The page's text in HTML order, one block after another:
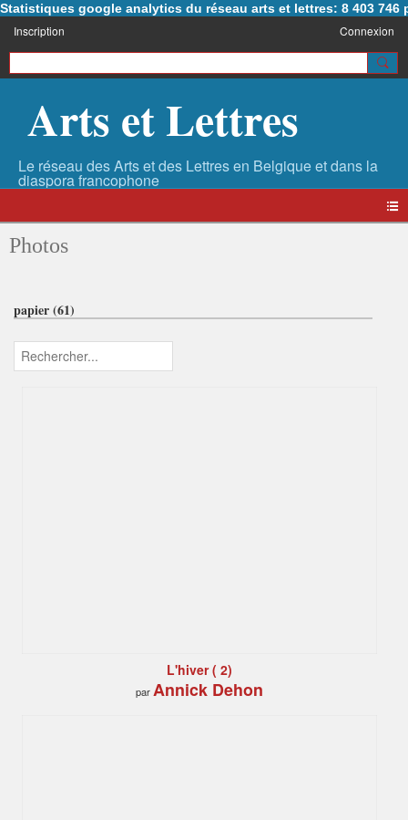
Statistiques google analytics du réseau arts et lettres: 8 403 746
Inscription Connexion
Arts et Lettres
Photos
papier (61)
L'hiver ( 2)
parAnnick Dehon